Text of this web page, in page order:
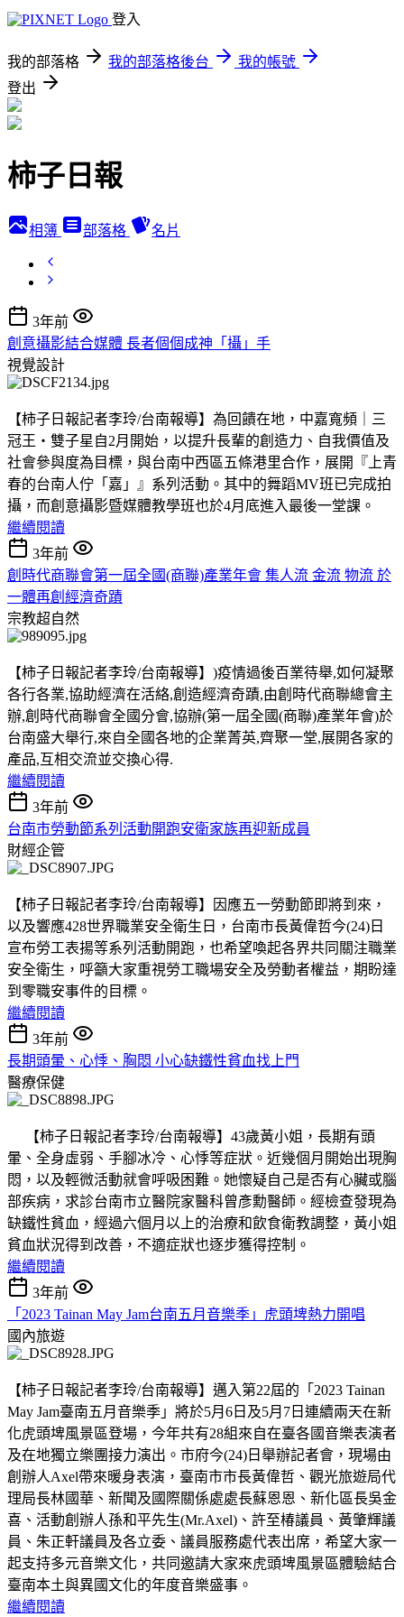
登入
我的部落格 我的部落格後台
我的帳號
登出
柿子日報
相簿 部落格 名片
3年前
創意攝影結合媒體 長者個個成神「攝」手
視覺設計
【柿子日報記者李玲/台南報導】為回饋在地，中嘉寬頻｜三
冠王‧雙子星自2月開始，以提升長輩的創造力、自我價值及
社會參與度為目標，與台南中西區五條港里合作，展開『上青
春的台南人佇「嘉」』系列活動。其中的舞蹈MV班已完成拍
攝，而創意攝影暨媒體教學班也於4月底進入最後一堂課。
繼續閱讀
3年前
創時代商聯會第一屆全國(商聯)產業年會 集人流 金流 物流 於
一體再創經濟奇蹟
宗教超自然
【柿子日報記者李玲/台南報導】)疫情過後百業待舉,如何凝聚
各行各業,協助經濟在活絡,創造經濟奇蹟,由創時代商聯總會主
辦,創時代商聯會全國分會,協辦(第一屆全國(商聯)產業年會)於
台南盛大舉行,來自全國各地的企業菁英,齊聚一堂,展開各家的
產品,互相交流並交換心得.
繼續閱讀
3年前
台南市勞動節系列活動開跑安衛家族再迎新成員
財經企管
【柿子日報記者李玲/台南報導】因應五一勞動節即將到來，
以及響應428世界職業安全衛生日，台南市長黃偉哲今(24)日
宣布勞工表揚等系列活動開跑，也希望喚起各界共同關注職業
安全衛生，呼籲大家重視勞工職場安全及勞動者權益，期盼達
到零職安事件的目標。
繼續閱讀
3年前
長期頭暈、心悸、胸悶 小心缺鐵性貧血找上門
醫療保健
【柿子日報記者李玲/台南報導】43歲黃小姐，長期有頭
暈、全身虛弱 、 手腳冰冷、心悸等症狀。近幾個月開始出現胸
悶，以及輕微活動就會呼吸困難。她懷疑自己是否有心臟或腦
部疾病，求診台南市立醫院家醫科曾彥勳醫師。經檢查發現為
缺鐵性貧血，經過六個月以上的治療和飲食衛教調整，黃小姐
貧血狀況得到改善，不適症狀也逐步獲得控制。
繼續閱讀
3年前
「2023 Tainan May Jam台南五月音樂季」虎頭埤熱力開唱
國內旅遊
【柿子日報記者李玲/台南報導】邁入第22屆的「2023 Tainan
May Jam臺南五月音樂季」將於5月6日及5月7日連續兩天在新
化虎頭埤風景區登場，今年共有28組來自在臺各國音樂表演者
及在地獨立樂團接力演出。市府今(24)日舉辦記者會，現場由
創辦人Axel帶來暖身表演，臺南市市長黃偉哲、觀光旅遊局代
理局長林國華、新聞及國際關係處處長蘇恩恩、新化區長吳金
喜、活動創辦人孫和平先生(Mr.Axel)、許至椿議員、黃肇輝議
員、朱正軒議員及各立委、議員服務處代表出席，希望大家一
起支持多元音樂文化，共同邀請大家來虎頭埤風景區體驗結合
臺南本土與異國文化的年度音樂盛事。
繼續閱讀